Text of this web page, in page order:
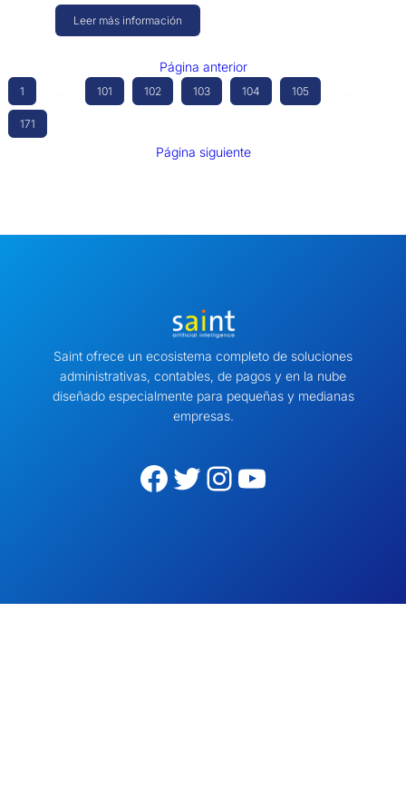
Leer más información
Página anterior
1 101 102 103 104 105
171
Página siguiente
Saint ofrece un ecosistema completo de soluciones
administrativas, contables, de pagos y en la nube
diseñado especialmente para pequeñas y medianas
empresas.
Facebook Twitter Instagram YouTube